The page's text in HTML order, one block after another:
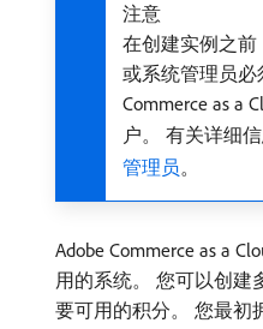
注意
在创建实例之
或系统管理员必
Commerce as a
户。 有关详细
管理员。
Adobe Commerce as a
用的系统。 您可以创建
要可用的积分。 您最初